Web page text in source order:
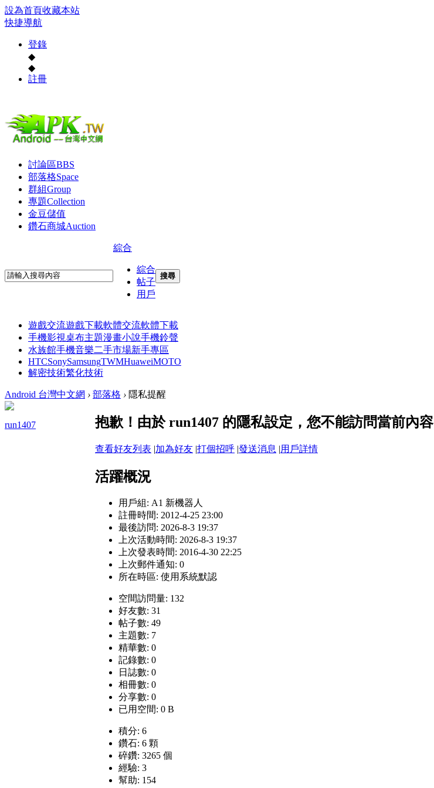
設為首頁收藏本站
快捷導航
登錄
◆
◆
註冊
討論區BBS
部落格Space
群組Group
專題Collection
金豆儲值
鑽石商城Auction
綜合
綜合
帖子
用戶
搜尋
遊戲交流遊戲下載軟體交流軟體下載
手機影視桌布主題漫畫小說手機鈴聲
水族館手機音樂二手市場新手專區
HTCSonySamsungTWMHuaweiMOTO
解密技術繁化技術
Android 台灣中文網 › 部落格 › 隱私提醒
run1407 抱歉！由於 run1407 的隱私設定，您不能訪問當前內容
查看好友列表 |加為好友 |打個招呼 |發送消息 |用戶詳情
活躍概況
用戶組: A1 新機器人
註冊時間: 2012-4-25 23:00
最後訪問: 2026-8-3 19:37
上次活動時間: 2026-8-3 19:37
上次發表時間: 2016-4-30 22:25
上次郵件通知: 0
所在時區: 使用系統默認
空間訪問量: 132
好友數: 31
帖子數: 49
主題數: 7
精華數: 0
記錄數: 0
日誌數: 0
相冊數: 0
分享數: 0
已用空間: 0 B
積分: 6
鑽石: 6 顆
碎鑽: 3265 個
經驗: 3
幫助: 154